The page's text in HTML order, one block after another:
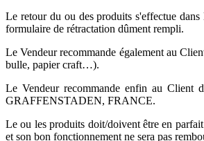
Le retour du ou des produits s'effectue
formulaire de rétractation dûment rempli.
Le Vendeur recommande également au
bulle, papier craft…).
Le Vendeur recommande enfin au Client
GRAFFENSTADEN, FRANCE.
Le ou les produits doit/doivent être en
et son bon fonctionnement ne sera pas